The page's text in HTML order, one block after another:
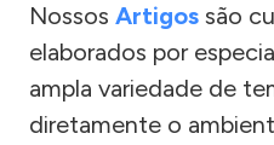
Nossos Artigos são
elaborados por
ampla variedade de
diretamente o